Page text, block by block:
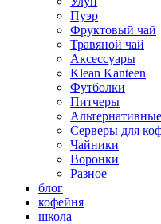
Пуэр
Фруктовый чай
Травяной чай
Аксессуары
Klean Kanteen
Футболки
Питчеры
Серверы для
Чайники
Воронки
Разное
блог
кофейня
школа